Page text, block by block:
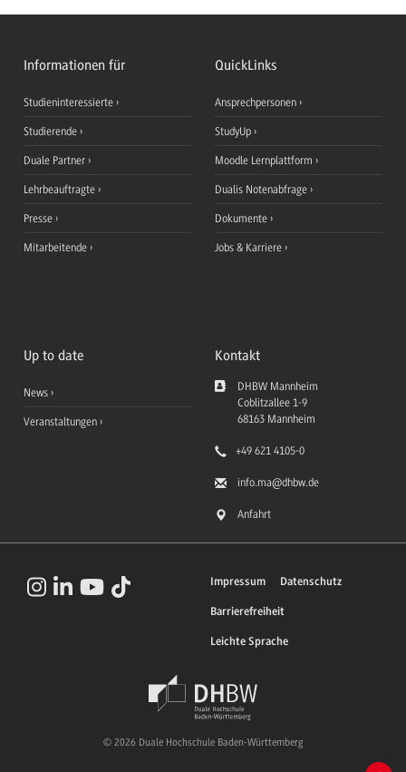
Informationen für
Studieninteressierte
Studierende
Duale Partner
Lehrbeauftragte
Presse
Mitarbeitende
QuickLinks
Ansprechpersonen
StudyUp
Moodle Lernplattform
Dualis Notenabfrage
Dokumente
Jobs & Karriere
Up to date
News
Veranstaltungen
Kontakt
DHBW Mannheim
Coblitzallee 1-9
68163 Mannheim
+49 621 4105-0
info.ma@dhbw.de
Anfahrt
Impressum Datenschutz
Barrierefreiheit
Leichte Sprache
© 2026 Duale Hochschule Baden-Württemberg